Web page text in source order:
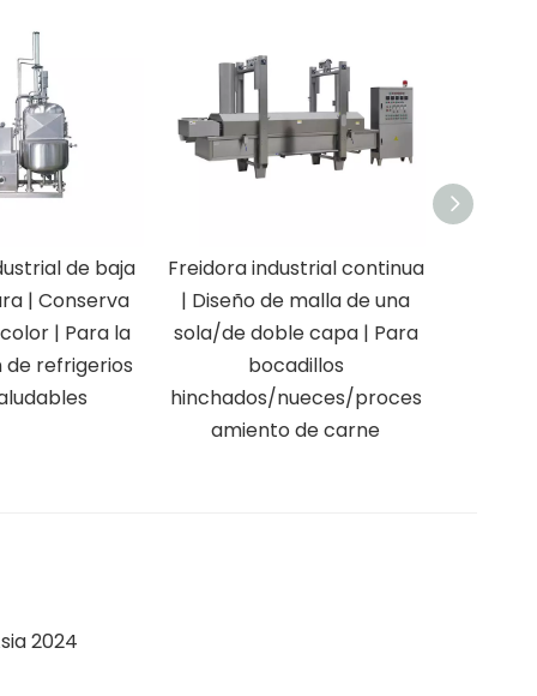
de baja
| Conserva
| Para la
refrigerios
Freidora industrial continua
| Diseño de malla de una
sola/de doble capa | Para
bocadillos
hinchados/nueces/proces
amiento de carne
2024